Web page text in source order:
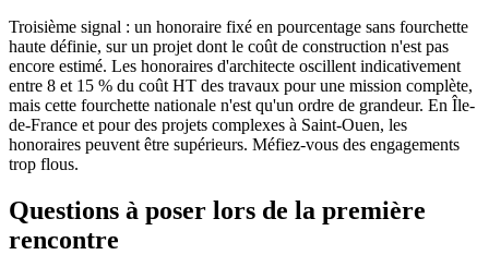
Troisième signal : un honoraire fixé en pourcentage sans fourchette
haute définie, sur un projet dont le coût de construction n'est pas
encore estimé. Les honoraires d'architecte oscillent indicativement
entre 8 et 15 % du coût HT des travaux pour une mission complète,
mais cette fourchette nationale n'est qu'un ordre de grandeur. En Île-
de-France et pour des projets complexes à Saint-Ouen, les
honoraires peuvent être supérieurs. Méfiez-vous des engagements
trop flous.
Questions à poser lors de la première
rencontre